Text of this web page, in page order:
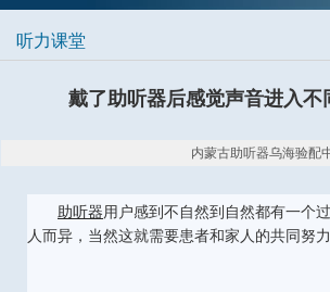
听力课堂
戴了助听器后感觉声音进入
内蒙古助听器乌海验配
助听器用户感到不自然到自然都有一个
人而异，当然这就需要患者和家人的共同努